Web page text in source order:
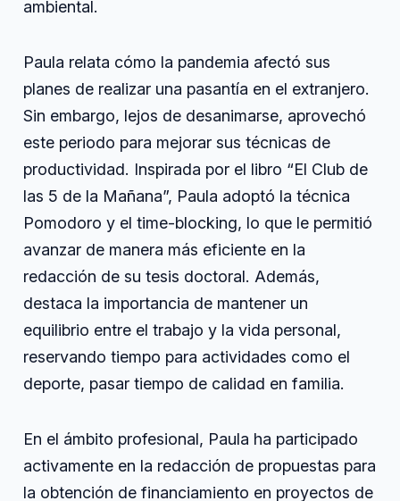
ambiental.
Paula relata cómo la pandemia afectó sus
planes de realizar una pasantía en el extranjero.
Sin embargo, lejos de desanimarse, aprovechó
este periodo para mejorar sus técnicas de
productividad. Inspirada por el libro “El Club de
las 5 de la Mañana”, Paula adoptó la técnica
Pomodoro y el time-blocking, lo que le permitió
avanzar de manera más eficiente en la
redacción de su tesis doctoral. Además,
destaca la importancia de mantener un
equilibrio entre el trabajo y la vida personal,
reservando tiempo para actividades como el
deporte, pasar tiempo de calidad en familia.
En el ámbito profesional, Paula ha participado
activamente en la redacción de propuestas para
la obtención de financiamiento en proyectos de